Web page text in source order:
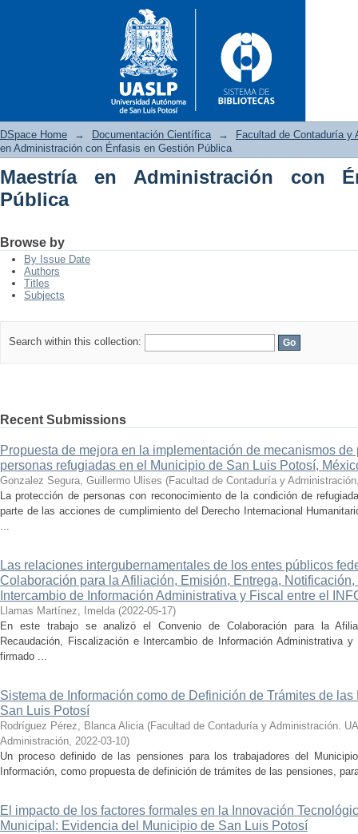
Maestría en Administración
DSpace Home → Documentación Científica →
Facultad de Contaduría y
en Administración con Énfasis en Gestión Pública
Maestría en Administración con
Pública
Browse by
By Issue Date
Authors
Titles
Subjects
Search within this collection:
Recent Submissions
Propuesta de mejora en la implementación de mecanismos
personas refugiadas en el Municipio de San Luis Potosí,
Gonzalez Segura, Guillermo Ulises (Facultad de Contaduría y Administración
La protección de personas con reconocimiento de la condición de
parte de las acciones de cumplimiento del Derecho Internacional
...
Las relaciones intergubernamentales de los entes públicos
Colaboración para la Afiliación, Emisión, Entrega,
Intercambio de Información Administrativa y Fiscal entre el
Llamas Martínez, Imelda (2022-05-17)
En este trabajo se analizó el Convenio de Colaboración para la
Recaudación, Fiscalización e Intercambio de Información Administrativa
firmado ...
Sistema de Información como de Definición de Trámites de
San Luis Potosí
Rodríguez Pérez, Blanca Alicia (Facultad de Contaduría y Administración.
Administración, 2022-03-10)
Un proceso definido de las pensiones para los trabajadores del
Información, como propuesta de definición de trámites de las pensiones,
El impacto de los factores formales en la Innovación
Municipal: Evidencia del Municipio de San Luis Potosí